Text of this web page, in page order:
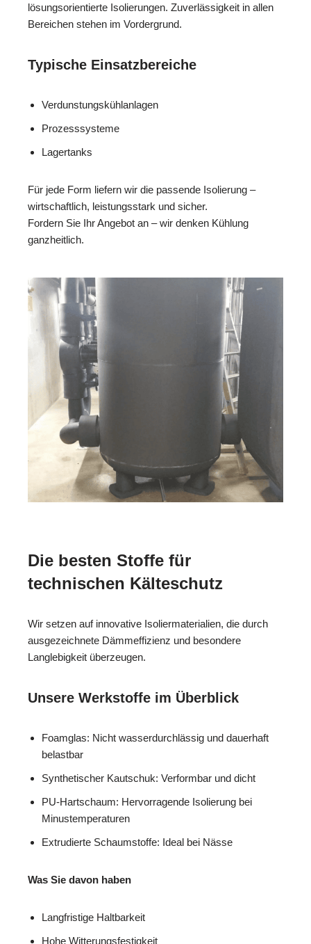
lösungsorientierte Isolierungen. Zuverlässigkeit in allen
Bereichen stehen im Vordergrund.
Typische Einsatzbereiche
Verdunstungskühlanlagen
Prozesssysteme
Lagertanks
Für jede Form liefern wir die passende Isolierung –
wirtschaftlich, leistungsstark und sicher.
Fordern Sie Ihr Angebot an – wir denken Kühlung
ganzheitlich.
Die besten Stoffe für
technischen Kälteschutz
Wir setzen auf innovative Isoliermaterialien, die durch
ausgezeichnete Dämmeffizienz und besondere
Langlebigkeit überzeugen.
Unsere Werkstoffe im Überblick
Foamglas: Nicht wasserdurchlässig und dauerhaft
belastbar
Synthetischer Kautschuk: Verformbar und dicht
PU-Hartschaum: Hervorragende Isolierung bei
Minustemperaturen
Extrudierte Schaumstoffe: Ideal bei Nässe
Was Sie davon haben
Langfristige Haltbarkeit
Hohe Witterungsfestigkeit